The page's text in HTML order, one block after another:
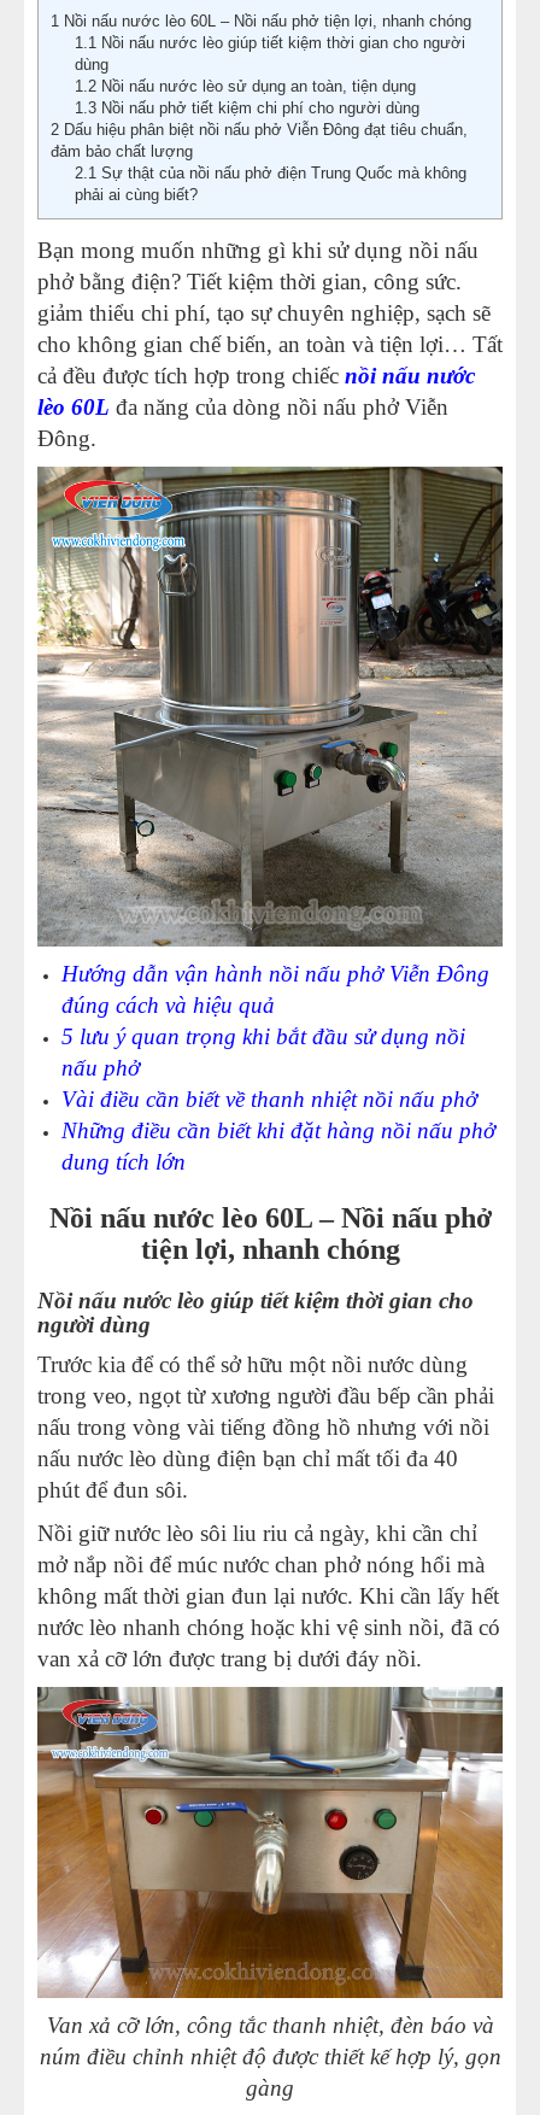
báo động”
12-Nồi hầm xương điện 2021
1 Nồi nấu nước lèo 60L – Nồi nấu phở tiện lợi, nhanh chóng
1.1Nồi nấu nước lèo giúp tiết kiệm thời gian cho người
dùng
1.2Nồi nấu nước lèo sử dụng an toàn, tiện dụng
1.3Nồi nấu phở tiết kiệm chi phí cho người dùng
2 Dấu hiệu phân biệt nồi nấu phở Viễn Đông đạt tiêu chuẩn,
đảm bảo chất lượng
2.1Sự thật của nồi nấu phở điện Trung Quốc mà không
phải ai cùng biết?
Bạn mong muốn những gì khi sử dụng nồi nấu
phở bằng điện? Tiết kiệm thời gian, công sức.
giảm thiểu chi phí, tạo sự chuyên nghiệp, sạch sẽ
cho không gian chế biến, an toàn và tiện lợi… Tất
cả đều được tích hợp trong chiếc nồi nấu nước
lèo 60L đa năng của dòng nồi nấu phở Viễn
Đông.
Hướng dẫn vận hành nồi nấu phở Viễn Đông
đúng cách và hiệu quả
5 lưu ý quan trọng khi bắt đầu sử dụng nồi
nấu phở
Vài điều cần biết về thanh nhiệt nồi nấu phở
Những điều cần biết khi đặt hàng nồi nấu phở
dung tích lớn
Nồi nấu nước lèo 60L – Nồi nấu phở
tiện lợi, nhanh chóng
Nồi nấu nước lèo giúp tiết kiệm thời gian cho
người dùng
Trước kia để có thể sở hữu một nồi nước dùng
trong veo, ngọt từ xương người đầu bếp cần phải
nấu trong vòng vài tiếng đồng hồ nhưng với nồi
nấu nước lèo dùng điện bạn chỉ mất tối đa 40
phút để đun sôi.
Nồi giữ nước lèo sôi liu riu cả ngày, khi cần chỉ
mở nắp nồi để múc nước chan phở nóng hổi mà
không mất thời gian đun lại nước. Khi cần lấy hết
nước lèo nhanh chóng hoặc khi vệ sinh nồi, đã có
van xả cỡ lớn được trang bị dưới đáy nồi.
Van xả cỡ lớn, công tắc thanh nhiệt, đèn báo và
núm điều chỉnh nhiệt độ được thiết kế hợp lý, gọn
gàng